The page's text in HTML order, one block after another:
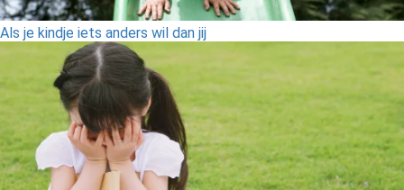
Als je kindje iets anders wil dan jij